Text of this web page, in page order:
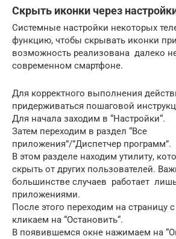
Скрыть иконки через
Системные настройки некоторых
функцию, чтобы скрывать иконки
возможность реализована далеко
современном смартфоне.
Для корректного выполнения
придерживаться пошаговой
Для начала заходим в “Настройки“.
Затем переходим в раздел “Все
приложения”/”Диспетчер программ”.
В этом разделе находим утилиту,
скрыть от других пользователей.
большинстве случаев работает
приложениями.
После этого переходим на страницу
кликаем на “Остановить“.
В появившемся окне нажимаем на